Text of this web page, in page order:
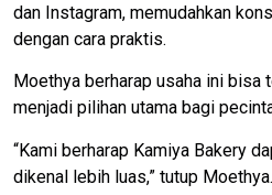
dan Instagram, memudahkan
dengan cara praktis.
Moethya berharap usaha ini bisa
menjadi pilihan utama bagi
“Kami berharap Kamiya Bakery
dikenal lebih luas,” tutup Moethya.